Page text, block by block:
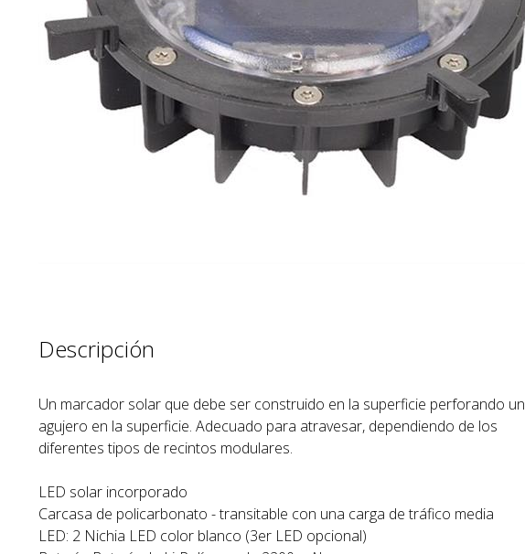
Descripción
Un marcador solar que debe ser construido en la superficie perforando un
agujero en la superficie. Adecuado para atravesar, dependiendo de los
diferentes tipos de recintos modulares.
LED solar incorporado
Carcasa de policarbonato - transitable con una carga de tráfico media
LED: 2 Nichia LED color blanco (3er LED opcional)